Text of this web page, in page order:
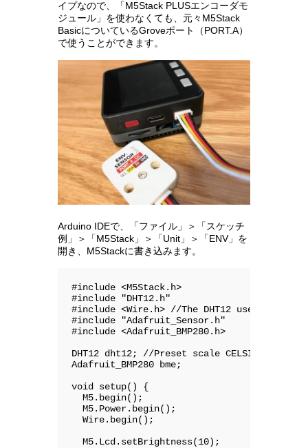
イプなので、「M5Stack PLUSエンコーダモ
ジュール」を使わなくても、元々M5Stack
BasicについているGroveポート（PORT.A）
で使うことができます。
Arduino IDEで、「ファイル」＞「スケッチ
例」＞「M5Stack」＞「Unit」＞「ENV」を
開き、M5Stackに書き込みます。
#include <M5Stack.h>
#include "DHT12.h"
#include <Wire.h> //The DHT12 uses I2C
#include "Adafruit_Sensor.h"
#include <Adafruit_BMP280.h>
DHT12 dht12; //Preset scale CELSIUS and ID
Adafruit_BMP280 bme;
void setup() {
  M5.begin();
  M5.Power.begin();
  Wire.begin();
  M5.Lcd.setBrightness(10);